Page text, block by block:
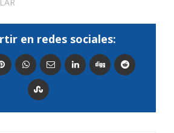
en redes sociales: